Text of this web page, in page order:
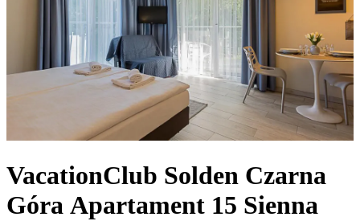
VacationClub Solden Czarna
Góra Apartament 15 Sienna